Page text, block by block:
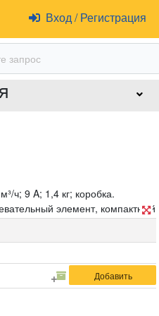
Вход /Регистрация
ч; 9 A; 1,4 кг; коробка.
элемент, компактный
регулировка мощности, режим
конструкция, экономичный
от перегрева, термостат с
температуры,
воздушного потока.